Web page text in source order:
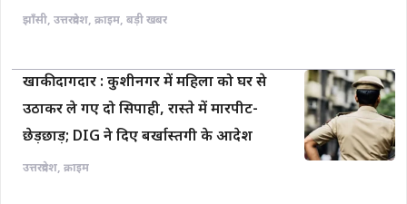
झाँसी, उत्तरप्रदेश, क्राइम, बड़ी खबर
खाकी दागदार : कुशीनगर में महिला को घर से
उठाकर ले गए दो सिपाही, रास्ते में मारपीट-
छेड़छाड़; DIG ने दिए बर्खास्तगी के आदेश
उत्तरप्रदेश, क्राइम